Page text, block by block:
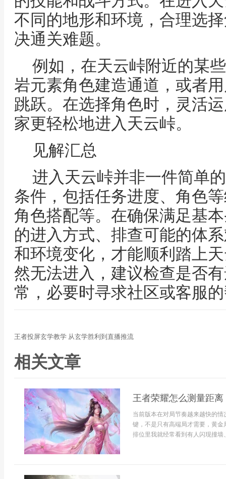
不同的地形和环境，合理选
决通关难题。
例如，在天云峠附近的某
岩元素角色建造通道，或者
跳跃。在选择角色时，灵活
家更轻松地进入天云峠。
见解汇总
进入天云峠并非一件简单
条件，包括任务进度、角色
角色搭配等。在确保满足基
的进入方式、排查可能的体
和环境变化，才能顺利踏上
然无法进入，建议检查是否
常，必要时寻求社区或客服
王者投屏玄学教学 从玄学胜利到直播推流
相关文章
王者荣耀怎么测量距
当前版本在对局节奏越来越快的
键，不是只有高端局才需要，黄
排位里我就经常看到有人闪现撞